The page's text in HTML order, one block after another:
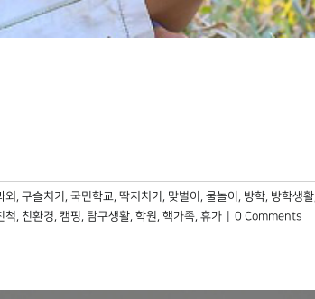
외 구슬치기 국민학교 딱지치기 맞벌이 물놀이 방학 방학생활
척 친환경 캠핑 탐구생활 학원 핵가족 휴가 0 Comments